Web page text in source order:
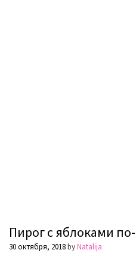
Пирог с яблоками
30 октября, 2018byNatalija